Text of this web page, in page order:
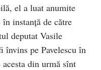
el a luat anumite
instanță de către
deputat Vasile
pe Pavelescu în
din urmă sînt